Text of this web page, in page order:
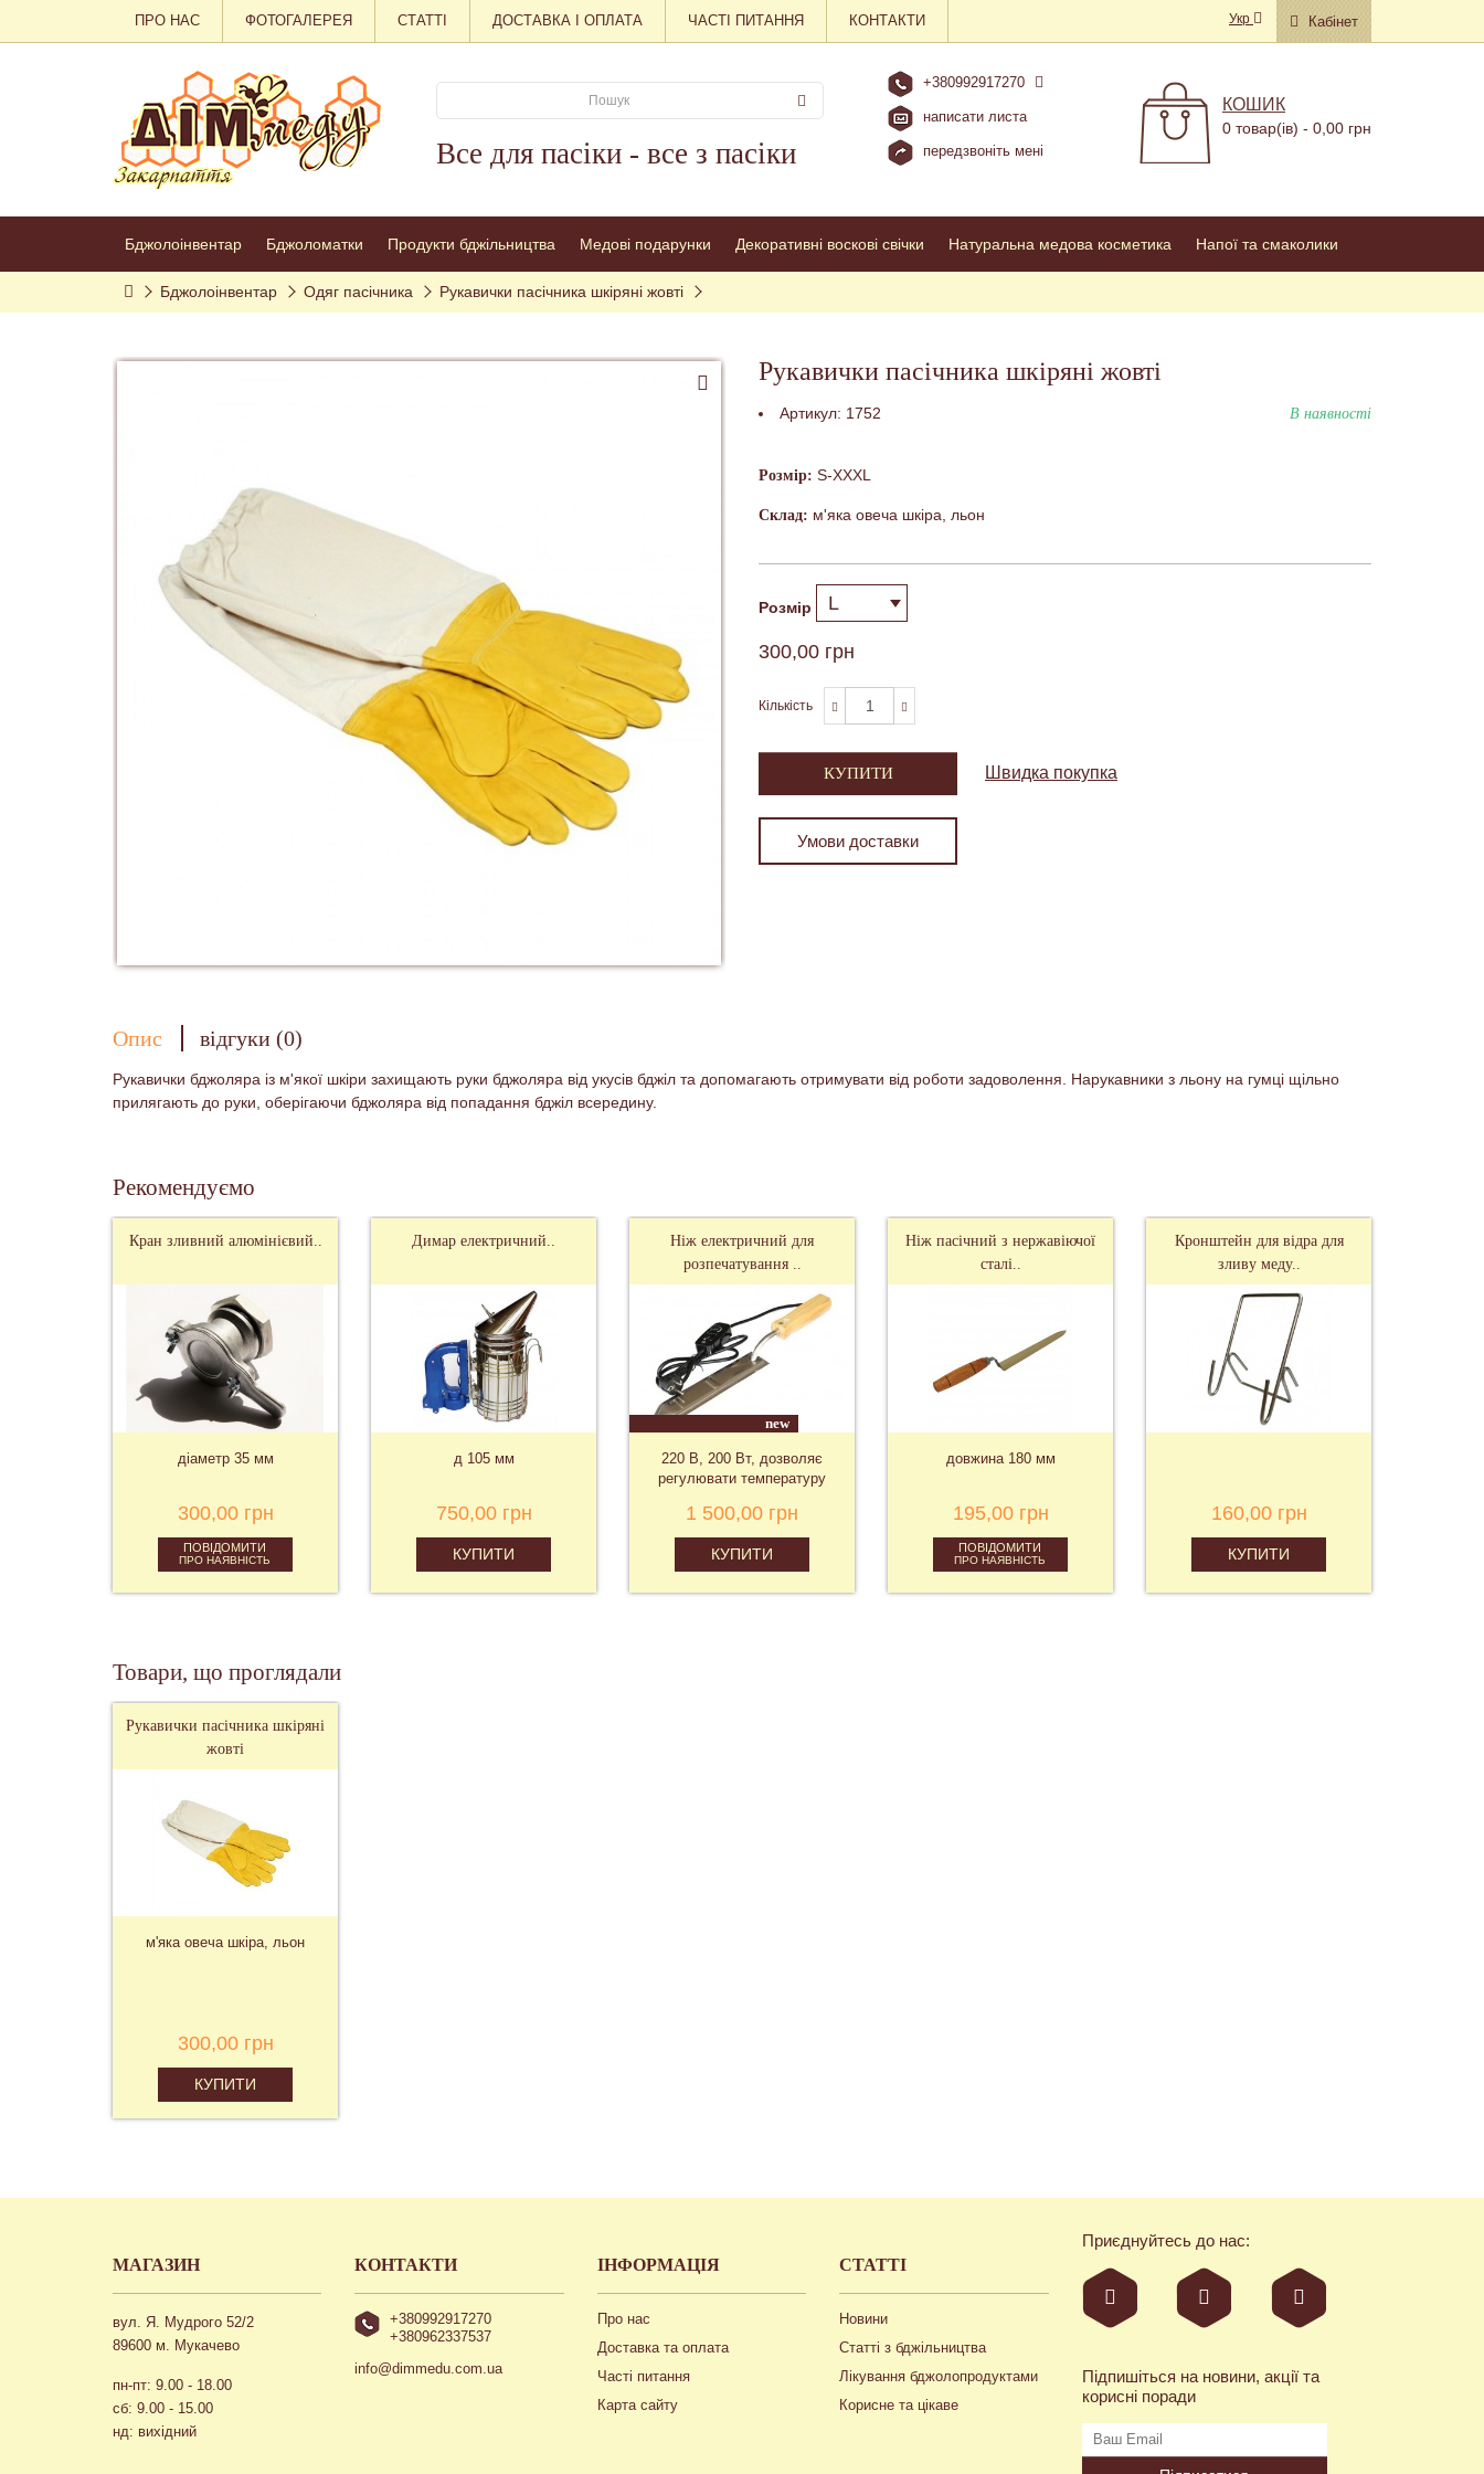
ПРО НАС ФОТОГАЛЕРЕЯ СТАТТІ ДОСТАВКА І ОПЛАТА ЧАСТІ ПИТАННЯ КОНТАКТИ Кабінет
Укр
Все для пасіки - все з пасіки
+380992917270
написати листа
передзвоніть мені
КОШИК
0 товар(ів) - 0,00 грн
Бджолоінвентар Бджоломатки Продукти бджільництва Медові подарунки Декоративні воскові свічки Натуральна медова косметика Напої та смаколики
Бджолоінвентар Одяг пасічника Рукавички пасічника шкіряні жовті
Рукавички пасічника шкіряні жовті
Артикул: 1752 В наявності
Розмір: S-XXXL
Склад: м'яка овеча шкіра, льон
Розмір
300,00 грн
Кількість
КУПИТИ Швидка покупка
Умови доставки
Опис відгуки (0)
Рукавички бджоляра із м'якої шкіри захищають руки бджоляра від укусів бджіл та допомагають отримувати від роботи задоволення. Нарукавники з льону на гумці щільно
прилягають до руки, оберігаючи бджоляра від попадання бджіл всередину.
Рекомендуємо
Кран зливний алюмінієвий..
діаметр 35 мм
300,00 грн
ПОВІДОМИТИ
ПРО НАЯВНІСТЬ
Димар електричний..
д 105 мм
750,00 грн
КУПИТИ
Ніж електричний для
розпечатування ..
new
220 В, 200 Вт, дозволяє
регулювати температуру
1 500,00 грн
КУПИТИ
Ніж пасічний з нержавіючої
сталі..
довжина 180 мм
195,00 грн
ПОВІДОМИТИ
ПРО НАЯВНІСТЬ
Кронштейн для відра для
зливу меду..
160,00 грн
КУПИТИ
Товари, що проглядали
Рукавички пасічника шкіряні
жовті
м'яка овеча шкіра, льон
300,00 грн
КУПИТИ
МАГАЗИН
вул. Я. Мудрого 52/2
89600 м. Мукачево
пн-пт: 9.00 - 18.00
сб: 9.00 - 15.00
нд: вихідний
КОНТАКТИ
+380992917270
+380962337537
info@dimmedu.com.ua
ІНФОРМАЦІЯ
Про нас
Доставка та оплата
Часті питання
Карта сайту
СТАТТІ
Новини
Статті з бджільництва
Лікування бджолопродуктами
Корисне та цікаве
Приєднуйтесь до нас:
Підпишіться на новини, акції та
корисні поради